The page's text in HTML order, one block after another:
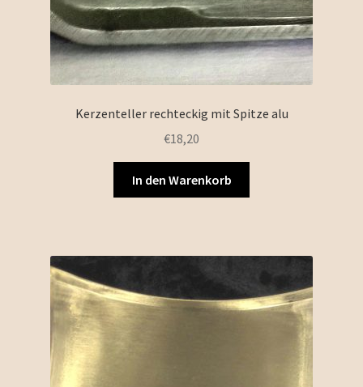
Kerzenteller rechteckig mit Spitze alu
€18,20
In den Warenkorb